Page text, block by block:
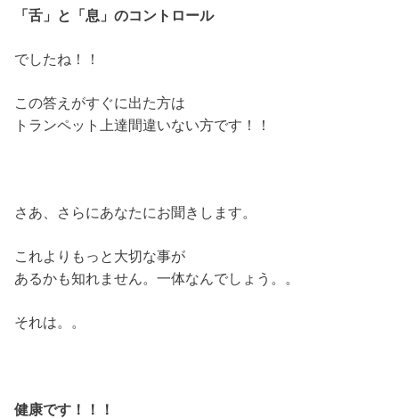
「舌」と「息」のコントロール
でしたね！！
この答えがすぐに出た方は
トランペット上達間違いない方です！！
さあ、さらにあなたにお聞きします。
これよりもっと大切な事が
あるかも知れません。一体なんでしょう。。
それは。。
健康です！！！